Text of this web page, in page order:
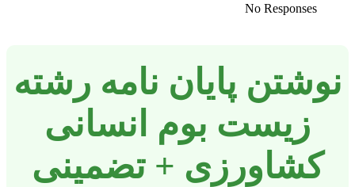
No Responses
نوشتن پایان نامه رشته
زیست بوم انسانی
کشاورزی + تضمینی